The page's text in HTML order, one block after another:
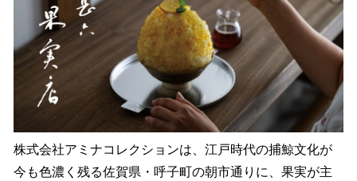
込
す
株式会社アミナコレクションは、江戸時代の捕鯨文化が
今も色濃く残る佐賀県・呼子町の朝市通りに、果実が主